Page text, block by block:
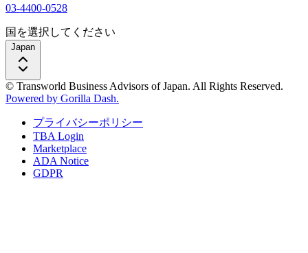
03-4400-0528
国を選択してください
Japan
© Transworld Business Advisors of Japan. All Rights Reserved.
Powered by Gorilla Dash.
プライバシーポリシー
TBA Login
Marketplace
ADA Notice
GDPR